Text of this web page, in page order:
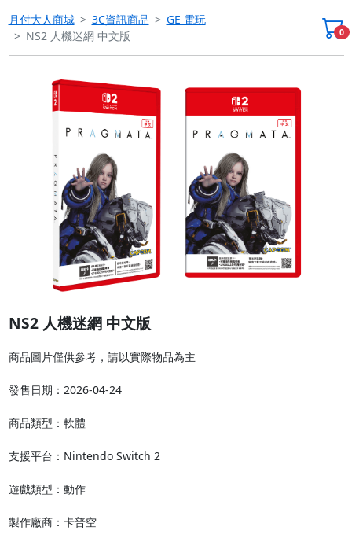
月付大人商城 3C資訊商品
GE 電玩
NS2 人機迷網 中文版
0
Previous
NS2 人機迷網 中文版
商品圖片僅供參考，請以實際物品為主
發售日期：2026-04-24
商品類型：軟體
支援平台：Nintendo Switch 2
遊戲類型：動作
製作廠商：卡普空